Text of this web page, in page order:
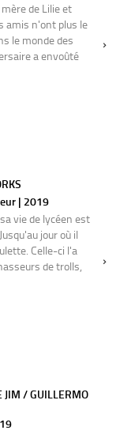
de Lilie et
amis n'ont plus le
le monde des
a envoûté
| 2019
vie de lycéen est
jour où il
Celle-ci l'a
de trolls,
JIM / GUILLERMO